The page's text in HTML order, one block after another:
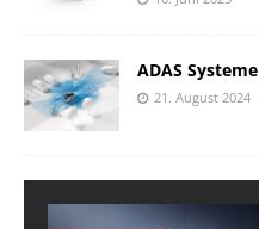
ADAS Systeme
21. August 2024